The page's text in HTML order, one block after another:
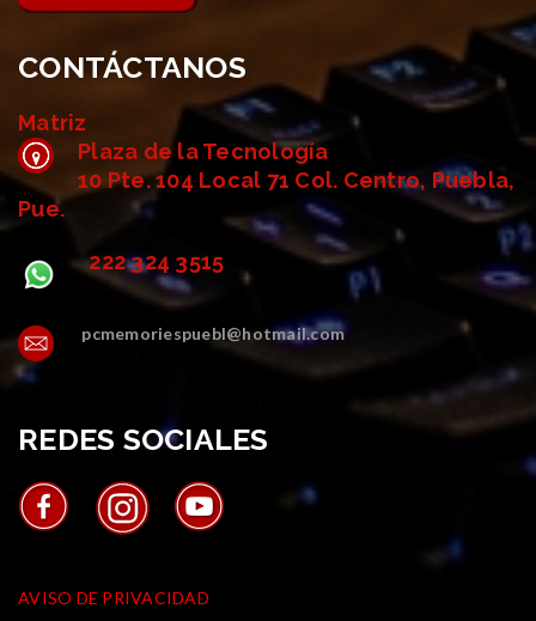
CONTÁCTANOS
Matriz
Plaza de la Tecnología
10 Pte. 104 Local 71 Col. Centro, Puebla,
Pue.
222 324 3515
pcmemoriespuebl@hotmail.com
REDES SOCIALES
AVISO DE PRIVACIDAD